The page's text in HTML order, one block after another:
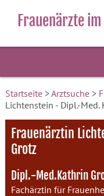
Frauenärzte
Startseite>Arztsuche>
Lichtenstein - Dipl.-Med.
Frauenärztin
Grotz
Dipl.-Med.Kathrin
Fachärztin für